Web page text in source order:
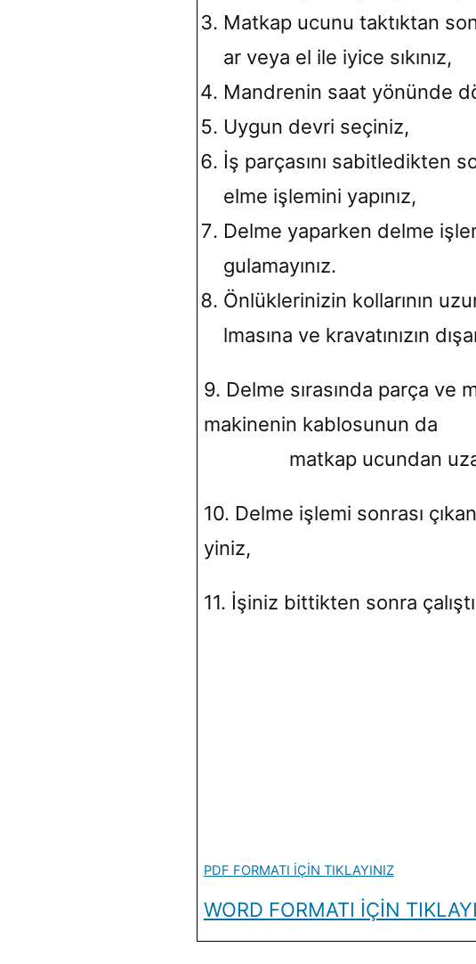
Matkap ucunu taktıktan
ar veya el ile iyice sıkınız,
Mandrenin saat yönünde
Uygun devri seçiniz,
İş parçasını sabitledikten
elme işlemini yapınız,
Delme yaparken delme
gulamayınız.
Önlüklerinizin kollarının
lmasına ve kravatınızın
9. Delme sırasında parça ve
makinenin
matkap ucundan uzak
10. Delme işlemi sonrası
yiniz,
11. İşiniz bittikten sonra
PDF FORMATI İÇİN TIKLAYINIZ
WORD FORMATI İÇİN